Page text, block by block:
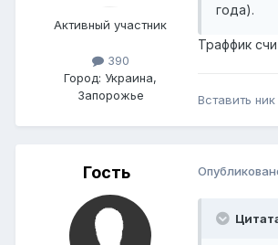
Активный участник
390
Город: Украина,
Запорожье
года).
Траффик
Вставить ник
Гость